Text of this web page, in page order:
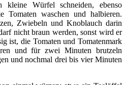
Würfel schneiden, ebenso
Tomaten waschen und halbieren.
Zwiebeln und Knoblauch darin
nicht braun werden, sonst wird er
ist, die Tomaten und Tomatenmark
und für zwei Minuten brutzeln
und nochmal drei bis vier Minuten